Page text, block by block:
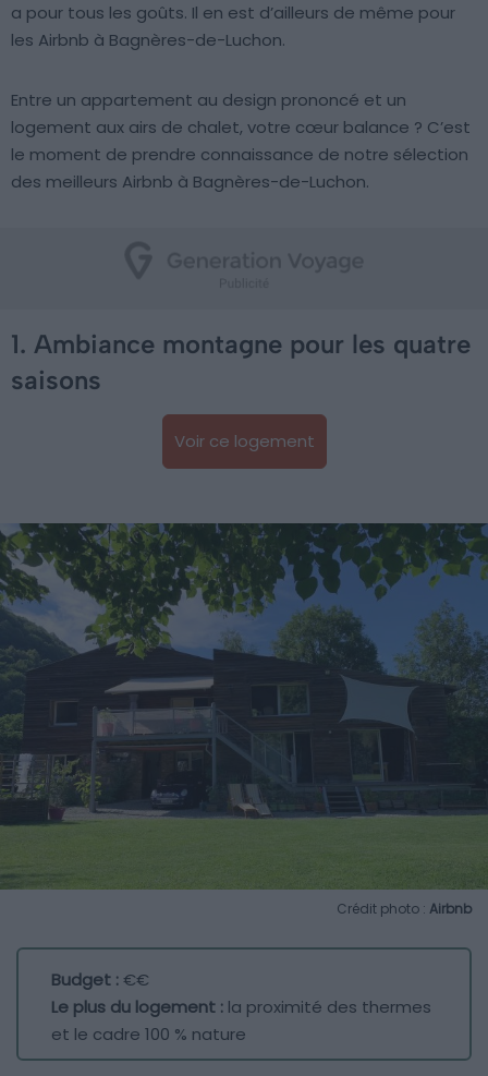
a pour tous les goûts. Il en est d’ailleurs de même pour
les Airbnb à Bagnères-de-Luchon.
Entre un appartement au design prononcé et un
logement aux airs de chalet, votre cœur balance ? C’est
le moment de prendre connaissance de notre sélection
des meilleurs Airbnb à Bagnères-de-Luchon.
1. Ambiance montagne pour les quatre
saisons
Voir ce logement
Crédit photo : Airbnb
Budget :€€
Le plus du logement : la proximité des thermes
et le cadre 100 % nature